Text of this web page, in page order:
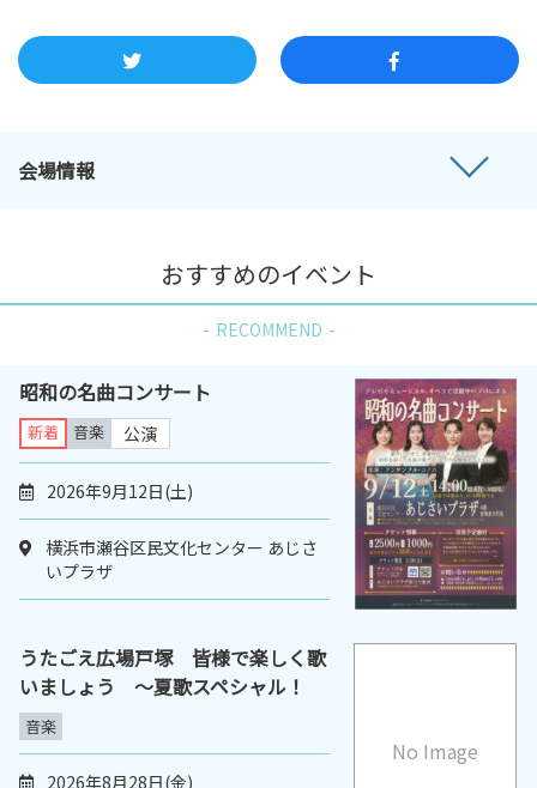
会場情報
おすすめのイベント
RECOMMEND
昭和の名曲コンサート
新着 音楽 公演
2026年9月12日(土)
横浜市瀬谷区民文化センター あじさ
いプラザ
No Image
うたごえ広場戸塚 皆様で楽しく歌
いましょう ～夏歌スペシャル！
音楽
2026年8月28日(金)